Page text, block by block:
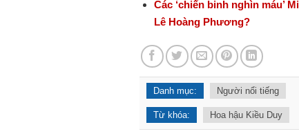
Các ‘chiến binh nghìn máu’
Lê Hoàng Phương?
Danh mục: Người nổi tiếng
Từ khóa: Hoa hậu Kiều Duy